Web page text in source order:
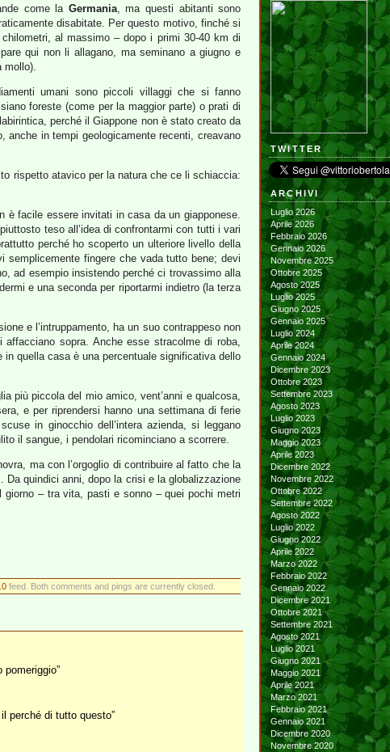
come la Germania, ma questi abitanti sono
disabitate. Per questo motivo, finché si
al massimo – dopo i primi 30-40 km di
qui non li allagano, ma seminano a giugno e
mollo).
umani sono piccoli villaggi che si fanno
foreste (come per la maggior parte) o prati di
perché il Giappone non è stato creato da
in tempi geologicamente recenti, creavano
rispetto atavico per la natura che ce li schiaccia:
è facile essere invitati in casa da un giapponese.
teso all’idea di confrontarmi con tutti i vari
perché ho scoperto un ulteriore livello della
semplicemente fingere che vada tutto bene; devi
ad esempio insistendo perché ci trovassimo alla
e una seconda per riportarmi indietro (la terza
e l’intruppamento, ha un suo contrappeso non
sopra. Anche esse stracolme di roba,
quella casa è una percentuale significativa dello
più piccola del mio amico, vent’anni e qualcosa,
e per riprendersi hanno una settimana di ferie
in ginocchio dell’intera azienda, si leggano
il sangue, i pendolari ricominciano a scorrere.
ma con l’orgoglio di contribuire al fatto che la
Da quindici anni, dopo la crisi e la globalizzazione
– tra vita, pasti e sonno – quei pochi metri
feed. Both comments and pings are currently closed.
perché di tutto questo”
TWITTER
ARCHIVI
Luglio 2026
Aprile 2026
Febbraio 2026
Gennaio 2026
Novembre 2025
Ottobre 2025
Agosto 2025
Luglio 2025
Giugno 2025
Gennaio 2025
Luglio 2024
Aprile 2024
Gennaio 2024
Dicembre 2023
Ottobre 2023
Settembre 2023
Agosto 2023
Luglio 2023
Giugno 2023
Maggio 2023
Aprile 2023
Dicembre 2022
Novembre 2022
Ottobre 2022
Settembre 2022
Agosto 2022
Luglio 2022
Giugno 2022
Aprile 2022
Marzo 2022
Febbraio 2022
Gennaio 2022
Dicembre 2021
Ottobre 2021
Settembre 2021
Agosto 2021
Luglio 2021
Giugno 2021
Maggio 2021
Aprile 2021
Marzo 2021
Febbraio 2021
Gennaio 2021
Dicembre 2020
Novembre 2020